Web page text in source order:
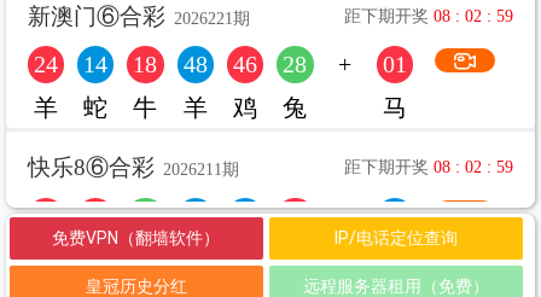
免费VPN（翻墙软件） IP/电话定位查询
皇冠历史分红 远程服务器租用（免费）